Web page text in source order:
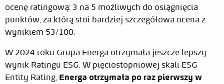
ocenę ratingową: 3 na 5 możliwych do osiągnięcia
punktów, za którą stoi bardziej szczegółowa ocena z
wynikiem 53/100.
W 2024 roku Grupa Energa otrzymała jeszcze lepszy
wynik Ratingu ESG. W pięciostopniowej skali ESG
Entity Rating, Energa otrzymała po raz pierwszy w